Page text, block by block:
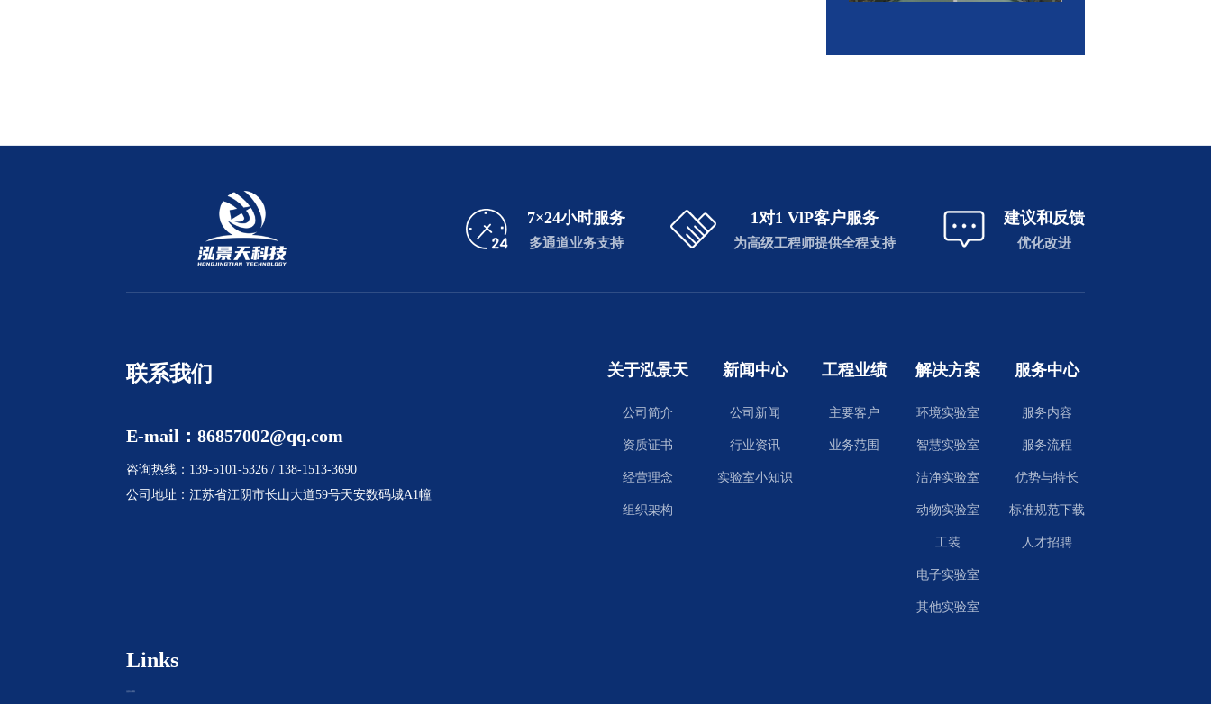
7×24小时服务
多通道业务支持
1对1 VlP客户服务
为高级工程师提供全程支持
建议和反馈
优化改进
联系我们
E-mail：86857002@qq.com
咨询热线：139-5101-5326 / 138-1513-3690
公司地址：江苏省江阴市长山大道59号天安数码城A1幢
关于泓景天
公司简介
资质证书
经营理念
组织架构
新闻中心
公司新闻
行业资讯
实验室小知识
工程业绩
主要客户
业务范围
解决方案
环境实验室
智慧实验室
洁净实验室
动物实验室
工装
电子实验室
其他实验室
服务中心
服务内容
服务流程
优势与特长
标准规范下载
人才招聘
Links
泓景天博客